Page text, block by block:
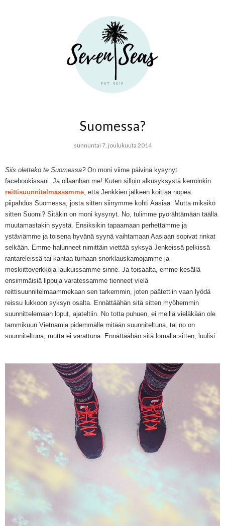
Suomessa?
sunnuntai 7. joulukuuta 2014
Siis oletteko te Suomessa?On moni viime päivinä kysynyt
facebookissani. Ja ollaanhan me! Kuten silloin alkusyksystä kerroinkin
reittisuunnitelmassamme, että Jenkkien jälkeen koittaa nopea
piipahdus Suomessa, josta sitten siirrymme kohti Aasiaa. Mutta miksikö
sitten Suomi? Sitäkin on moni kysynyt. No, tulimme pyörähtämään täällä
muutamastakin syystä. Ensiksikin tapaamaan perhettämme ja
ystäviämme ja toisena hyvänä syynä vaihtamaan Aasiaan sopivat rinkat
selkään. Emme halunneet nimittäin viettää syksyä Jenkeissä pelkissä
rantareleissä tai kantaa turhaan snorklauskamojamme ja
moskiittoverkkoja laukuissamme sinne. Ja toisaalta, emme kesällä
ensimmäisiä lippuja varatessamme tienneet vielä
reittisuunnitelmaammekaan sen tarkemmin, joten päätettiin vaan lyödä
reissu lukkoon syksyn osalta. Ennättäähän sitä sitten myöhemmin
suunnittelemaan loput, ajateltiin. No totta puhuen, ei meillä vieläkään ole
tammikuun Vietnamia pidemmälle mitään suunniteltuna, tai no on
suunniteltuna, mutta ei varattuna. Ennättäähän sitä lomalla sitten, luulisi.